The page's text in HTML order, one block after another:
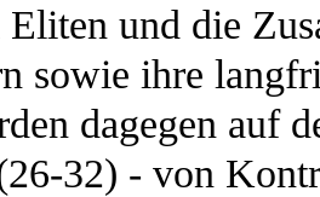
und die
sowie ihre
dagegen auf
32) - von